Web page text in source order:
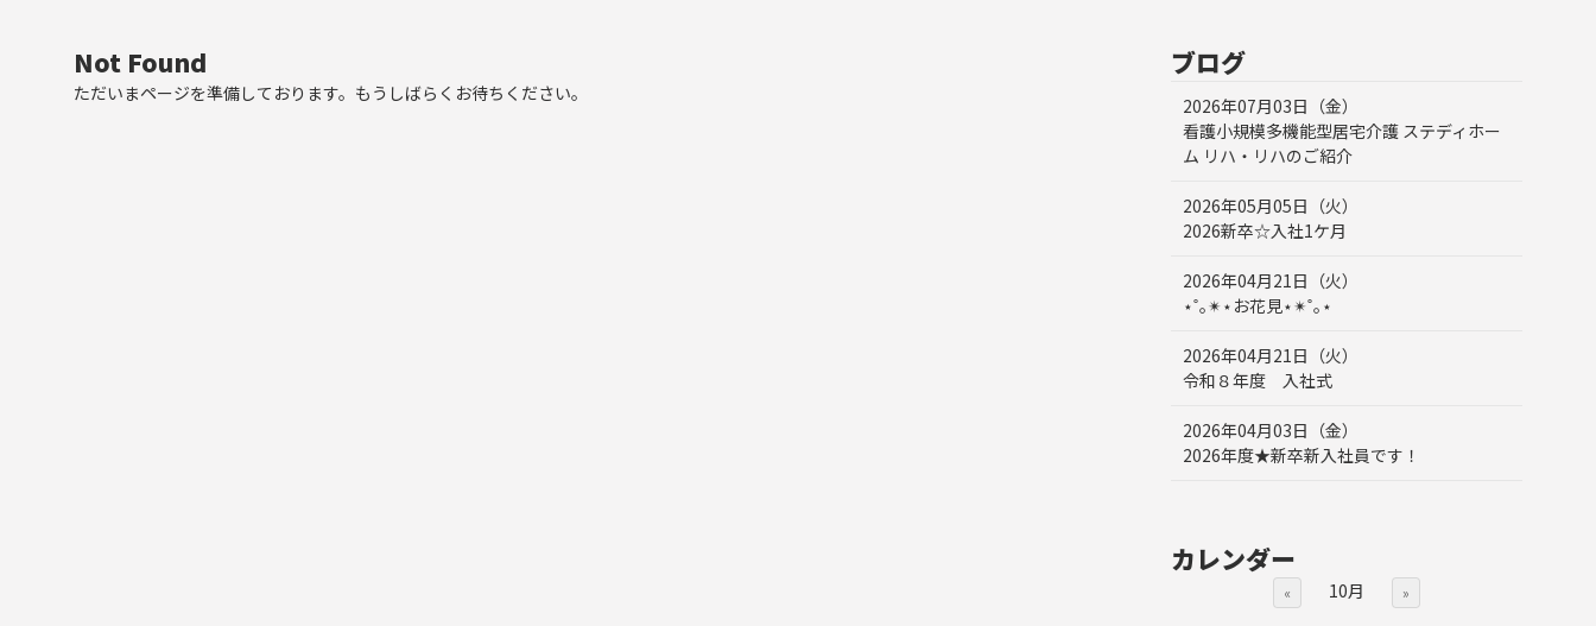
Not Found
ただいまページを準備しております。もうしばらくお待ちください。
ブログ
2026年07月03日（金）
看護小規模多機能型居宅介護 ステディホー
ム リハ・リハのご紹介
2026年05月05日（火）
2026新卒☆入社1ケ月
2026年04月21日（火）
⋆˚｡✴︎⋆お花見⋆✴︎˚｡⋆
2026年04月21日（火）
令和８年度 入社式
2026年04月03日（金）
2026年度★新卒新入社員です！
カレンダー
« 10月 »